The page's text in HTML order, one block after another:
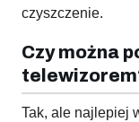
czyszczenie.
Czy można
Tak, ale najlepiej